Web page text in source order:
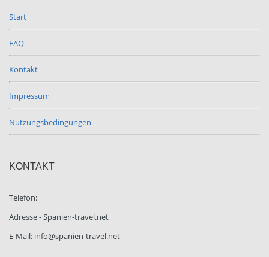
Start
FAQ
Kontakt
Impressum
Nutzungsbedingungen
KONTAKT
Telefon:
Adresse - Spanien-travel.net
E-Mail: info@spanien-travel.net